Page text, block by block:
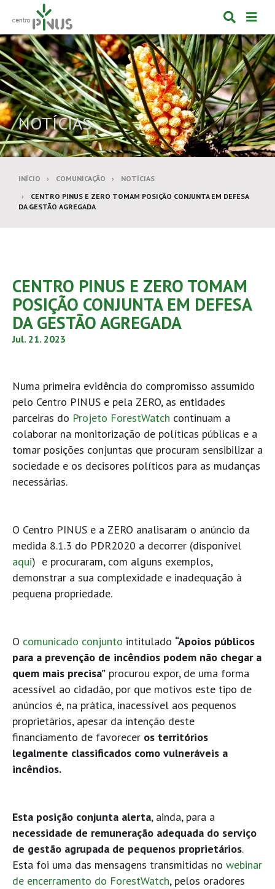
Alternar
de
de
NOTÍCIAS
INÍCIO COMUNICAÇÃO
NOTÍCIAS
CENTRO PINUS E ZERO TOMAM POSIÇÃO CONJUNTA EM DEFESA
DA GESTÃO AGREGADA
CENTRO PINUS E ZERO TOMAM
POSIÇÃO CONJUNTA EM DEFESA
DA GESTÃO AGREGADA
Jul. 21. 2023
Numa primeira evidência do compromisso assumido
pelo Centro PINUS e pela ZERO, as entidades
parceiras do Projeto ForestWatch continuam a
colaborar na monitorização de políticas públicas e a
tomar posições conjuntas que procuram sensibilizar a
sociedade e os decisores políticos para as mudanças
necessárias.
O Centro PINUS e a ZERO analisaram o anúncio da
medida 8.1.3 do PDR2020 a decorrer (disponível
aqui) e procuraram, com alguns exemplos,
demonstrar a sua complexidade e inadequação à
pequena propriedade.
O comunicado conjunto intitulado “Apoios públicos
para a prevenção de incêndios podem não chegar a
quem mais precisa” procurou expor, de uma forma
acessível ao cidadão, por que motivos este tipo de
anúncios é, na prática, inacessível aos pequenos
proprietários, apesar da intenção deste
financiamento de favorecer os territórios
legalmente classificados como vulneráveis a
incêndios.
Esta posição conjunta alerta, ainda, para a
necessidade de remuneração adequada do serviço
de gestão agrupada de pequenos proprietários.
Esta foi uma das mensagens transmitidas no webinar
de encerramento do ForestWatch, pelos oradores